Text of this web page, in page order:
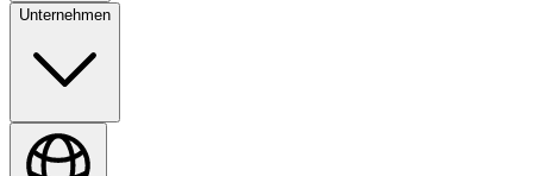
Unternehmen